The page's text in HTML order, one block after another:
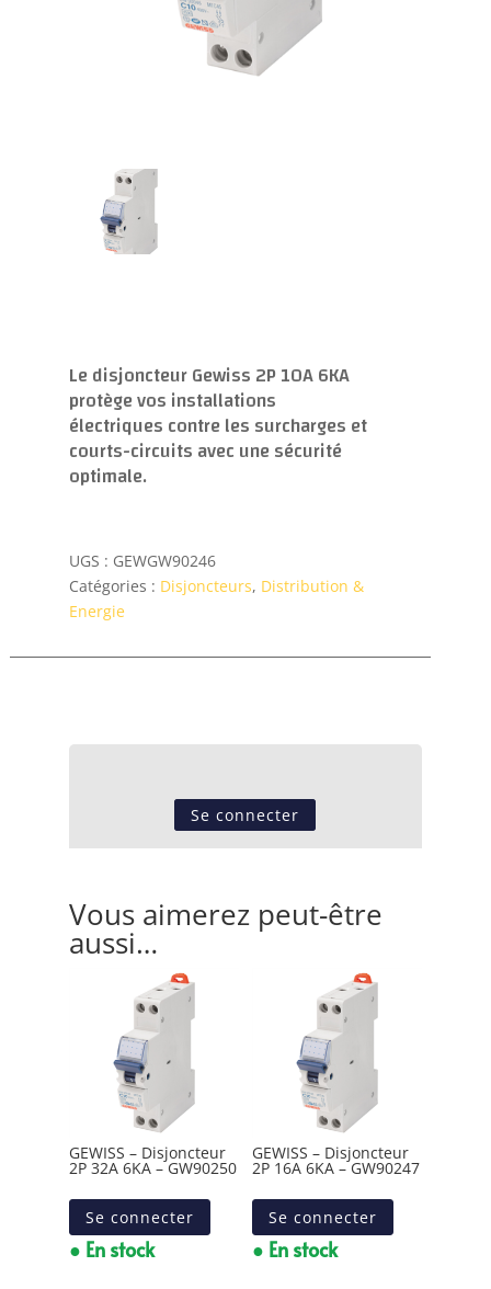
Le disjoncteur Gewiss 2P 10A 6KA
protège vos installations
électriques contre les surcharges et
courts-circuits avec une sécurité
optimale.
UGS : GEWGW90246
Catégories : Disjoncteurs, Distribution &
Energie
Se connecter
Vous aimerez peut-être
aussi…
GEWISS – Disjoncteur
2P 32A 6KA – GW90250
Se connecter
● En stock
GEWISS – Disjoncteur
2P 16A 6KA – GW90247
Se connecter
● En stock